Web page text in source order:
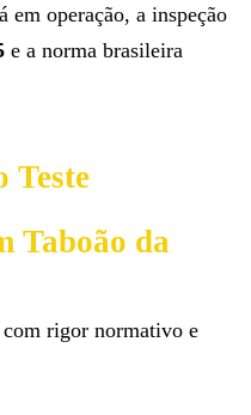
em operação, a inspeção
e a norma brasileira
Teste
Taboão da
com rigor normativo e